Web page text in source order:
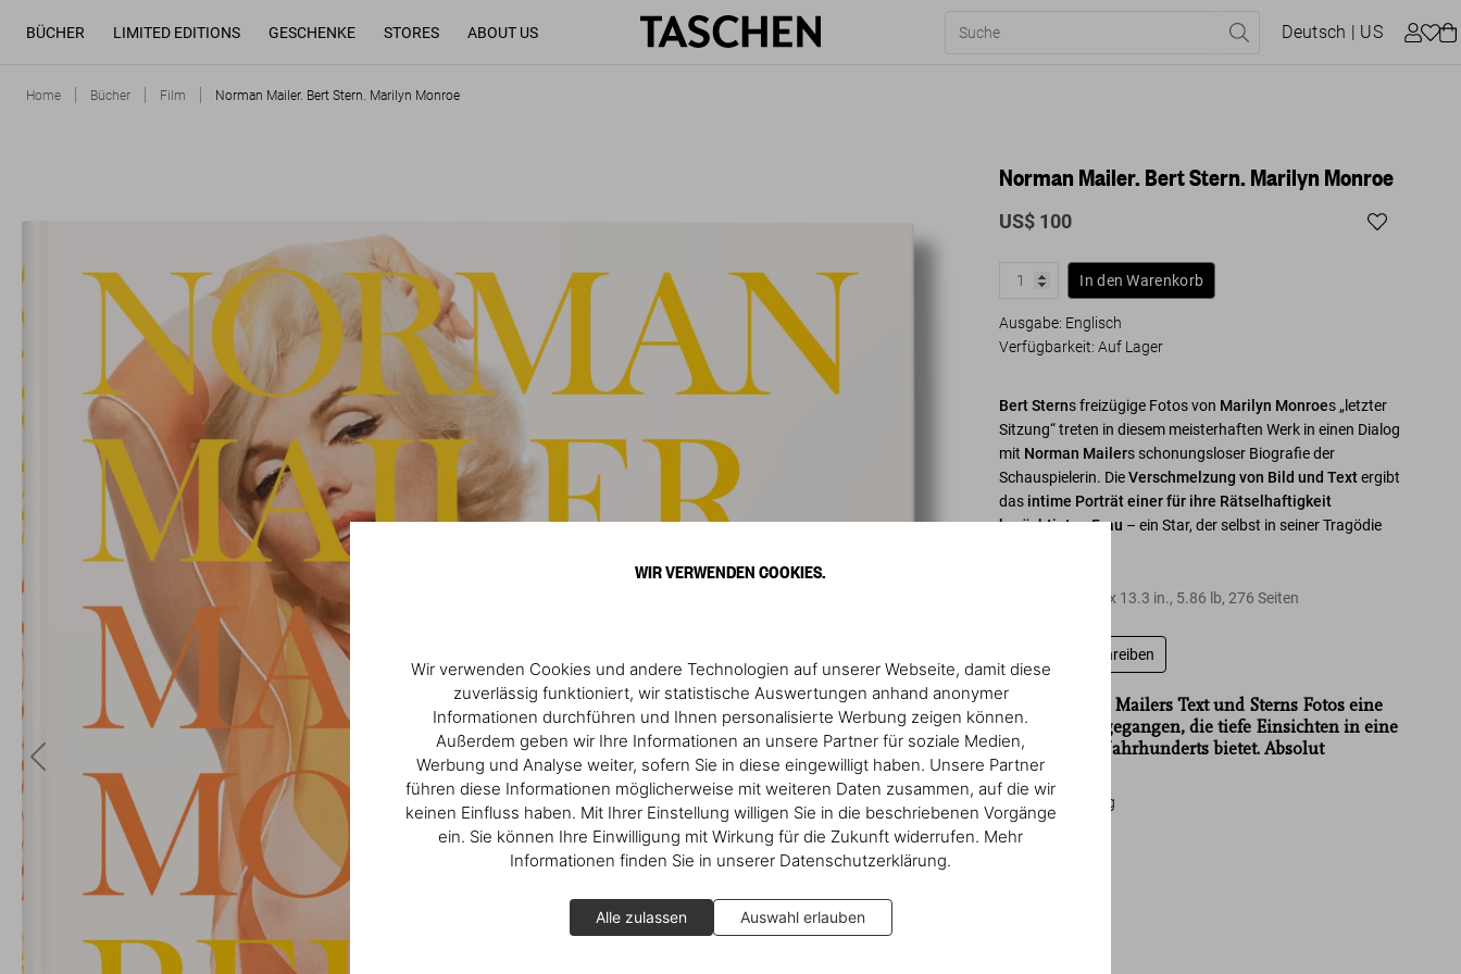
WIR VERWENDEN COOKIES.
Wir verwenden Cookies und andere Technologien auf unserer Webseite, damit diese
zuverlässig funktioniert, wir statistische Auswertungen anhand anonymer
Informationen durchführen und Ihnen personalisierte Werbung zeigen können.
Außerdem geben wir Ihre Informationen an unsere Partner für soziale Medien,
Werbung und Analyse weiter, sofern Sie in diese eingewilligt haben. Unsere Partner
führen diese Informationen möglicherweise mit weiteren Daten zusammen, auf die wir
keinen Einfluss haben. Mit Ihrer Einstellung willigen Sie in die beschriebenen Vorgänge
ein. Sie können Ihre Einwilligung mit Wirkung für die Zukunft widerrufen. Mehr
Informationen finden Sie in unserer Datenschutzerklärung.
Alle zulassen Auswahl erlauben
BÜCHER LIMITED EDITIONS GESCHENKE STORES ABOUT US Deutsch | US
Home Bücher Film Norman Mailer. Bert Stern. Marilyn Monroe
Norman Mailer. Bert Stern. Marilyn Monroe
US$ 100
In den Warenkorb
Ausgabe: Englisch
Verfügbarkeit:Auf Lager
Bert Sterns freizügige Fotos von Marilyn Monroes „letzter
Sitzung“ treten in diesem meisterhaften Werk in einen Dialog
mit Norman Mailers schonungsloser Biografie der
Schauspielerin. DieVerschmelzung von Bild und Textergibt
das intime Porträt einer für ihre Rätselhaftigkeit
berüchtigten Frau – ein Star, der selbst in seiner Tragödie
x 13.3 in., 5.86 lb,276 Seiten
Bewertung schreiben
„Im Buch sind Mailers Text und Sterns Fotos eine
Symbiose eingegangen, die tiefe Einsichten in eine
Ikone des 20. Jahrhunderts bietet. Absolut
faszinierend!“
Wiener Zeitung